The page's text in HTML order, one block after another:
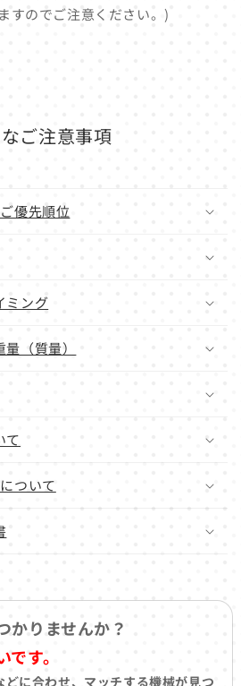
すのでご注意ください。)
ご注意事項
優先順位
ミング
（質量）
て
ついて
かりませんか？
す。
に合わせ、マッチする機械が見つ